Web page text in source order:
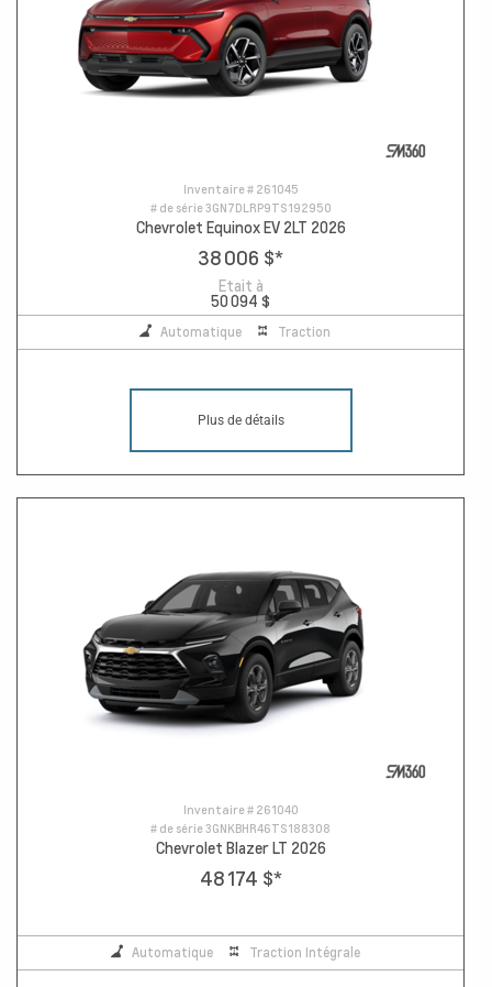
Inventaire # 261045
# de série3GN7DLRP9TS192950
Chevrolet Equinox EV 2LT 2026
38 006 $*
Etait à
50 094 $
Automatique Traction
Plus de détails
Inventaire # 261040
# de série3GNKBHR46TS188308
Chevrolet Blazer LT 2026
48 174 $*
Automatique Traction Intégrale